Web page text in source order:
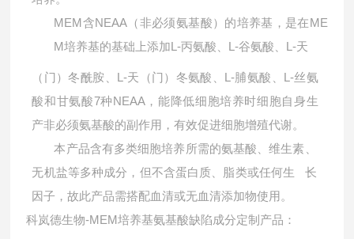
MEM含NEAA （非必须氨基酸）的培养基，是在ME
M培养基的基础上添加L-丙氨酸、 L-谷氨酸、 L-天
（门）冬酰胺、 L-天（门）冬氨酸、 L-脯氨酸、 L-丝氨
酸和甘氨酸7种NEAA，能降低细胞培养时细胞自身生
产非必须氨基酸的副作用，有效促进细胞增殖代谢。
本产品含有多类细胞培养所需的氨基酸、维生素、
无机盐等多种成分，但不含蛋白质、脂类或任何生
长
因子，故此产品需搭配血清或无血清添加物使用。
科岚德生物-MEM培养基氨基酸缺陷成分定制产品：